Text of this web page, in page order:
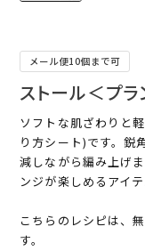
メール便10個まで可
ストール＜プラ
ソフトな肌ざわりと
り方シート)です。鋭
減しながら編み上げ
ンジが楽しめるアイテ
こちらのレシピは、
す。